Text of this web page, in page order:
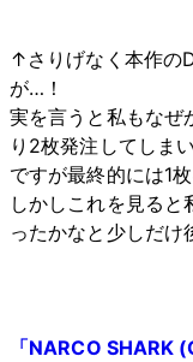
↑さりげなく本作の
が…！
実を言うと私もなぜ
り2枚発注してしま
ですが最終的には1
しかしこれを見ると
ったかなと少しだけ
「NARCO